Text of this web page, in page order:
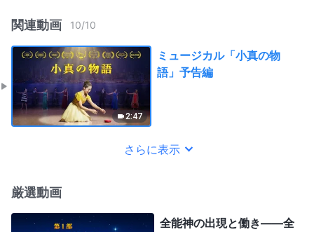
関連動画 10/10
2:47
ミュージカル「小真の物
語」予告編
さらに表示
厳選動画
全能神の出現と働き——全